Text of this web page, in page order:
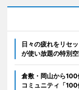
日々の疲れをリセ
が使い放題の特別
倉敷・岡山から
コミュニティ「